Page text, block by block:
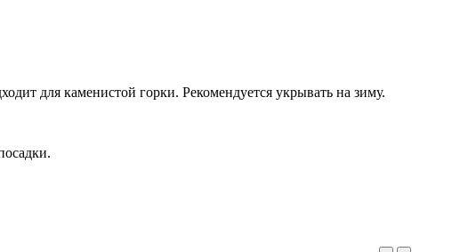
для каменистой горки. Рекомендуется укрывать на зиму.